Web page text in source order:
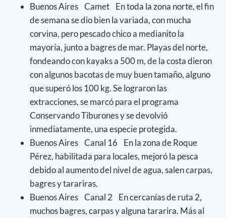
Buenos Aires Camet En toda la zona norte, el fin
de semana se dio bien la variada, con mucha
corvina, pero pescado chico a medianito la
mayoría, junto a bagres de mar. Playas del norte,
fondeando con kayaks a 500 m, de la costa dieron
con algunos bacotas de muy buen tamaño, alguno
que superó los 100 kg. Se lograron las
extracciones, se marcó para el programa
Conservando Tiburones y se devolvió
inmediatamente, una especie protegida.
Buenos Aires Canal 16 En la zona de Roque
Pérez, habilitada para locales, mejoró la pesca
debido al aumento del nivel de agua, salen carpas,
bagres y tarariras.
Buenos Aires Canal 2 En cercanías de ruta 2,
muchos bagres, carpas y alguna tararira. Más al